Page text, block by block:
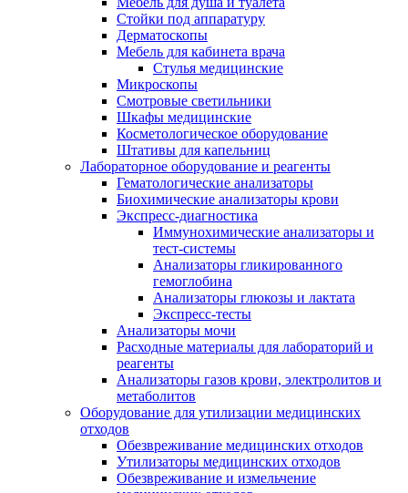
Стойки под аппаратуру
Дерматоскопы
Мебель для кабинета врача
Стулья медицинские
Микроскопы
Смотровые светильники
Шкафы медицинские
Косметологическое оборудование
Штативы для капельниц
Лабораторное оборудование и реагенты
Гематологические анализаторы
Биохимические анализаторы крови
Экспресс-диагностика
Иммунохимические анализаторы и
тест-системы
Анализаторы гликированного
гемоглобина
Анализаторы глюкозы и лактата
Экспресс-тесты
Анализаторы мочи
Расходные материалы для лабораторий и
реагенты
Анализаторы газов крови, электролитов и
метаболитов
Оборудование для утилизации медицинских
отходов
Обезвреживание медицинских отходов
Утилизаторы медицинских отходов
Обезвреживание и измельчение